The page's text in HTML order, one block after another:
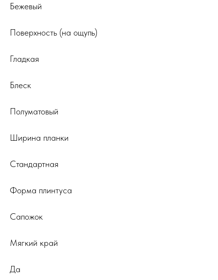
Бежевый
Поверхность (на ощупь)
Гладкая
Блеск
Полуматовый
Ширина планки
Стандартная
Форма плинтуса
Сапожок
Мягкий край
Да